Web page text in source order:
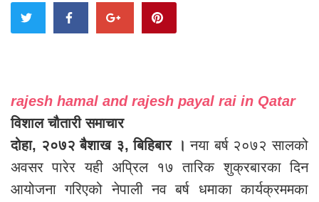
rajesh hamal and rajesh payal rai in Qatar
विशाल चौतारी समाचार
दोहा, २०७२ बैशाख ३, बिहिबार । नया बर्ष २०७२ सालको
अवसर पारेर यही अप्रिल १७ तारिक शुक्रबारका दिन
आयोजना गरिएको नेपाली नव बर्ष धमाका कार्यक्रममका